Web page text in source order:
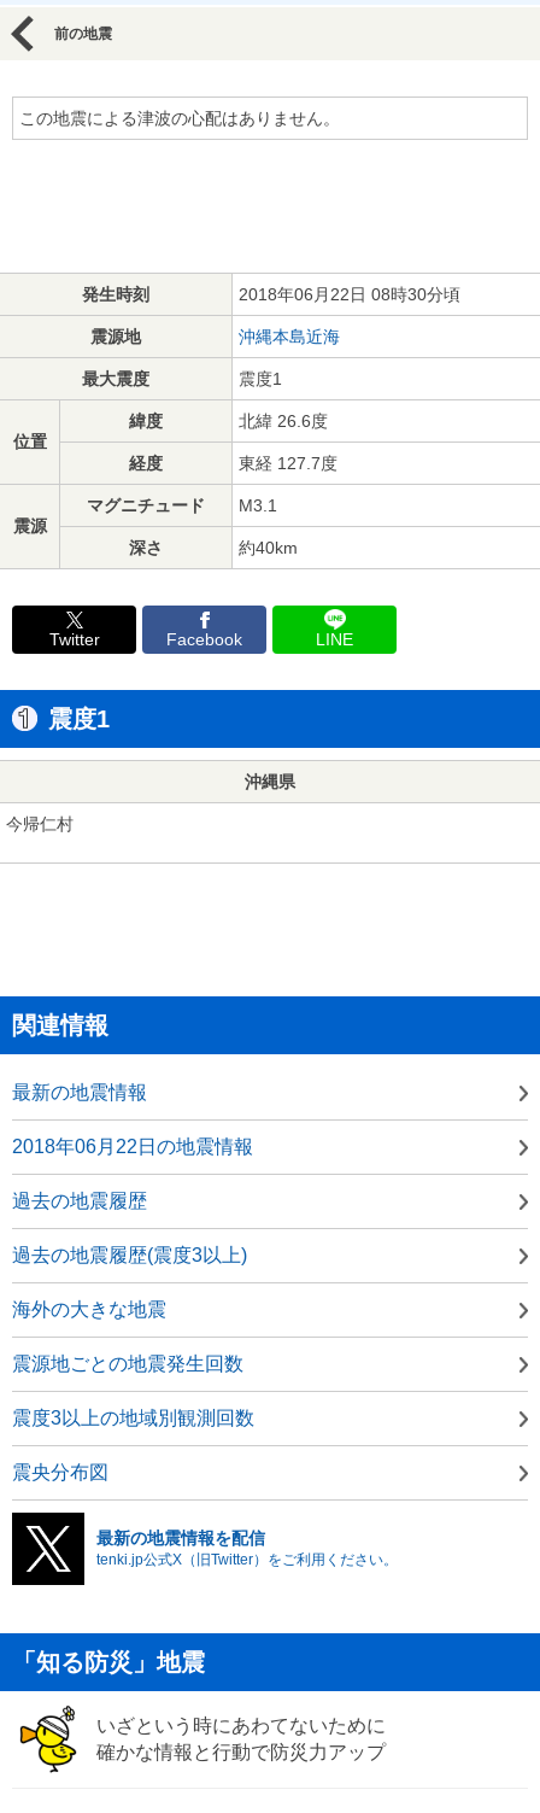
前の地震
この地震による津波の心配はありません。
発生時刻 2018年06月22日 08時30分頃
震源地 沖縄本島近海
最大震度 震度1
位置
緯度 北緯 26.6度
経度 東経 127.7度
震源
マグニチュード M3.1
深さ 約40km
Twitter Facebook LINE
震度1
沖縄県
今帰仁村
関連情報
最新の地震情報
2018年06月22日の地震情報
過去の地震履歴
過去の地震履歴(震度3以上)
海外の大きな地震
震源地ごとの地震発生回数
震度3以上の地域別観測回数
震央分布図
最新の地震情報を配信
tenki.jp公式X（旧Twitter）をご利用ください。
「知る防災」地震
いざという時にあわてないために
確かな情報と行動で防災力アップ